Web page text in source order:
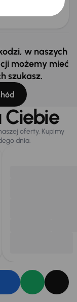
w naszych
możemy mieć
szukasz.
oferty. Kupimy
dnia.